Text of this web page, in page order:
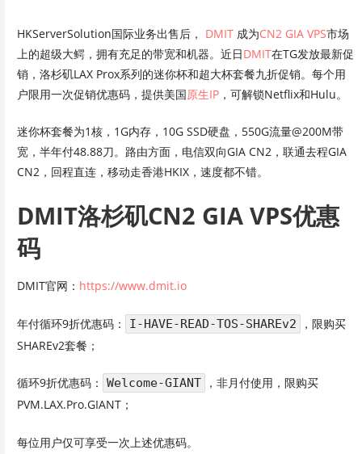
HKServerSolution国际业务出售后， DMIT成为CN2 GIA VPS市场
上的超级大鳄，拥有充足的带宽和机器。近日DMIT在TG发放最新促
销，洛杉矶LAX Prox系列的迷你杯和超大杯套餐九折促销。每个用
户限用一次促销优惠码，提供美国原生IP，可解锁Netflix和Hulu。
迷你杯套餐为1核，1G内存，10G SSD硬盘，550G流量@200M带
宽，半年付48.88刀。路由方面，电信双向GIA CN2，联通去程GIA
CN2，回程直连，移动走香港HKIX，速度都不错。
DMIT洛杉矶CN2 GIA VPS优惠
码
DMIT官网： https://www.dmit.io
年付循环9折优惠码： I-HAVE-READ-TOS-SHAREv2
，限购买
SHAREv2套餐；
循环9折优惠码： Welcome-GIANT
，非月付使用，限购买
PVM.LAX.Pro.GIANT；
每位用户仅可享受一次上述优惠码。